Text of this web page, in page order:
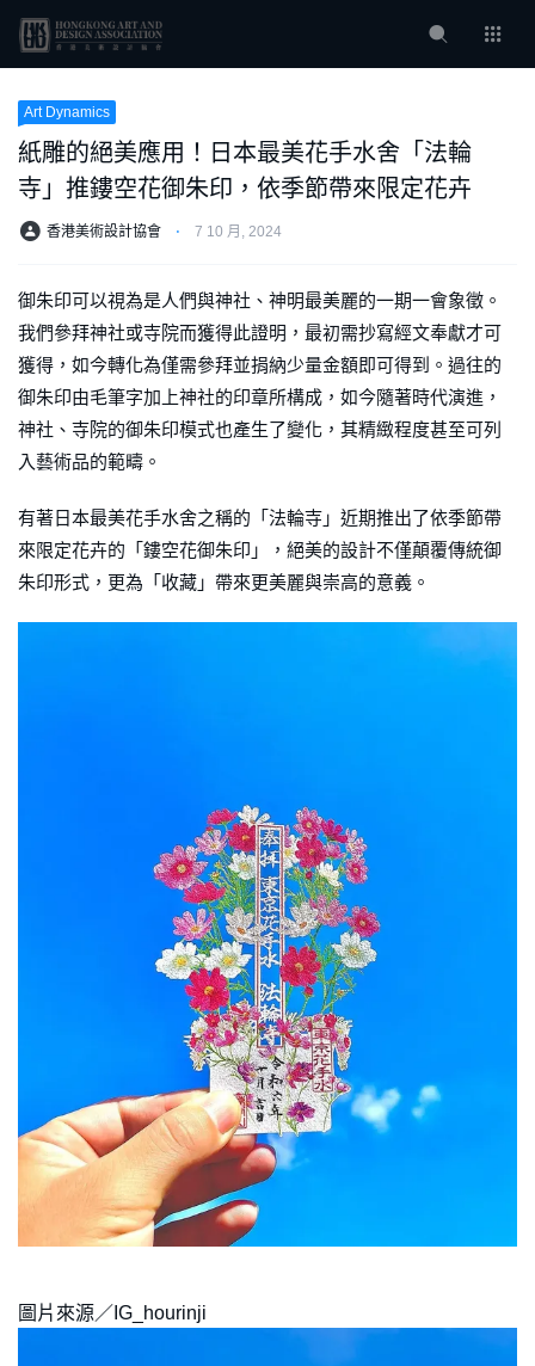
Art Dynamics
紙雕的絕美應用！日本最美花手水舍「法輪
寺」推鏤空花御朱印，依季節帶來限定花卉
香港美術設計協會 ⋅ 7 10 月, 2024
御朱印可以視為是人們與神社、神明最美麗的一期一會象徵。
我們參拜神社或寺院而獲得此證明，最初需抄寫經文奉獻才可
獲得，如今轉化為僅需參拜並捐納少量金額即可得到。過往的
御朱印由毛筆字加上神社的印章所構成，如今隨著時代演進，
神社、寺院的御朱印模式也產生了變化，其精緻程度甚至可列
入藝術品的範疇。
有著日本最美花手水舍之稱的「法輪寺」近期推出了依季節帶
來限定花卉的「鏤空花御朱印」，絕美的設計不僅顛覆傳統御
朱印形式，更為「收藏」帶來更美麗與崇高的意義。
圖片來源／IG_hourinji